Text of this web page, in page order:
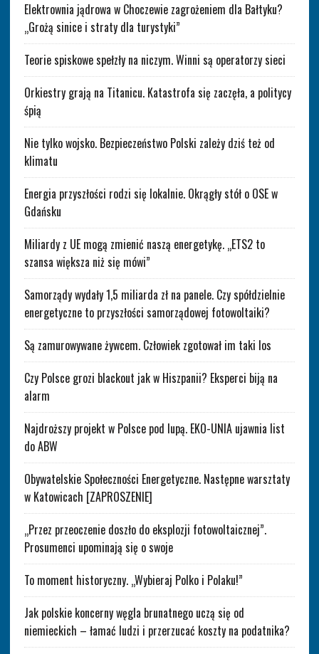
Elektrownia jądrowa w Choczewie zagrożeniem dla Bałtyku?
„Grożą sinice i straty dla turystyki”
Teorie spiskowe spełzły na niczym. Winni są operatorzy sieci
Orkiestry grają na Titanicu. Katastrofa się zaczęła, a politycy
śpią
Nie tylko wojsko. Bezpieczeństwo Polski zależy dziś też od
klimatu
Energia przyszłości rodzi się lokalnie. Okrągły stół o OSE w
Gdańsku
Miliardy z UE mogą zmienić naszą energetykę. „ETS2 to
szansa większa niż się mówi”
Samorządy wydały 1,5 miliarda zł na panele. Czy spółdzielnie
energetyczne to przyszłości samorządowej fotowoltaiki?
Są zamurowywane żywcem. Człowiek zgotował im taki los
Czy Polsce grozi blackout jak w Hiszpanii? Eksperci biją na
alarm
Najdroższy projekt w Polsce pod lupą. EKO-UNIA ujawnia list
do ABW
Obywatelskie Społeczności Energetyczne. Następne warsztaty
w Katowicach [ZAPROSZENIE]
„Przez przeoczenie doszło do eksplozji fotowoltaicznej”.
Prosumenci upominają się o swoje
To moment historyczny. „Wybieraj Polko i Polaku!”
Jak polskie koncerny węgla brunatnego uczą się od
niemieckich – łamać ludzi i przerzucać koszty na podatnika?